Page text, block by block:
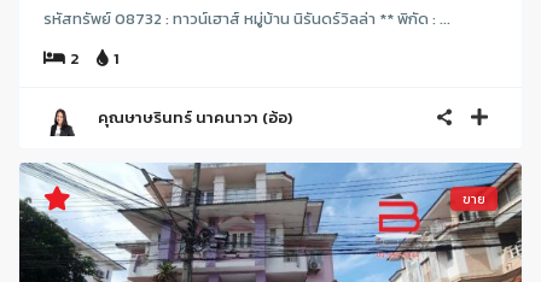
รหัสทรัพย์ 08732 : ทาวน์เฮาส์ หมู่บ้าน นิรันดร์วิลล่า ** พิกัด : ...
2
1
คุณษาษรินทร์ นาคนาวา (อ้อ)
ขาย